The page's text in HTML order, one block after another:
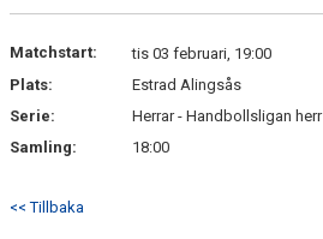
Matchstart:
tis 03 februari, 19:00
Plats:
Estrad Alingsås
Serie:
Herrar - Handbollsligan herr
Samling:
18:00
<< Tillbaka